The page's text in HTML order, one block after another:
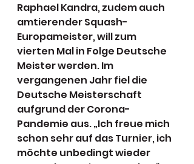
Raphael Kandra, zudem auch
amtierender Squash-
Europameister, will zum
vierten Mal in Folge Deutsche
Meister werden. Im
vergangenen Jahr fiel die
Deutsche Meisterschaft
aufgrund der Corona-
Pandemie aus. „Ich freue mich
schon sehr auf das Turnier, ich
möchte unbedingt wieder